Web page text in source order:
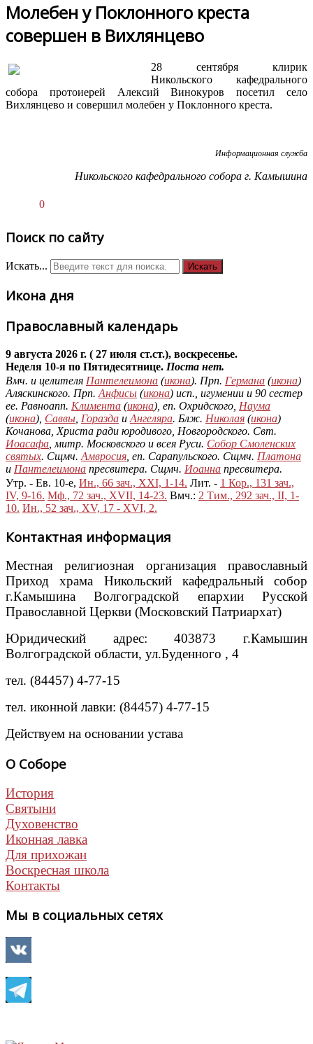
Молебен у Поклонного креста
совершен в Вихлянцево
28 сентября клирик
Никольского кафедрального
собора протоиерей Алексий Винокуров посетил село
Вихлянцево и совершил молебен у Поклонного креста.
Информационная служба
Никольского кафедрального собора г. Камышина
0
Поиск по сайту
Искать... Искать
Икона дня
Православный календарь
9 августа 2026 г. ( 27 июля ст.ст.), воскресенье.
Неделя 10-я по Пятидесятнице. Поста нет.
Вмч. и целителя Пантелеимона (икона). Прп. Германа (икона)
Аляскинского. Прп. Анфисы (икона) исп., игумении и 90 сестер
ее. Равноапп. Климента (икона), еп. Охридского, Наума
(икона), Саввы Горазда и Ангеляра. Блж. Николая (икона)
Кочанова, Христа ради юродивого, Новгородского. Свт.
Иоасафа , митр. Московского и всея Руси. Собор Смоленских
святых. Сщмч. Амвросия , еп. Сарапульского. Сщмч. Платона
и Пантелеимона пресвитера. Сщмч. Иоанна пресвитера.
Утр. - Ев. 10-е, Ин., 66 зач., XXI, 1-14. Лит. - 1 Кор., 131 зач.,
IV, 9-16. Мф., 72 зач., XVII, 14-23. Вмч.: 2 Тим., 292 зач., II, 1-
10. Ин., 52 зач., XV, 17 - XVI, 2.
Контактная информация
Местная религиозная организация православный
Приход храма Никольский кафедральный собор
г.Камышина Волгоградской епархии Русской
Православной Церкви (Московский Патриархат)
Юридический адрес: 403873 г.Камышин
Волгоградской области, ул.Буденного , 4
тел. (84457) 4-77-15
тел. иконной лавки: (84457) 4-77-15
Действуем на основании устава
О Соборе
История
Святыни
Духовенство
Иконная лавка
Для прихожан
Воскресная школа
Контакты
Мы в социальных сетях